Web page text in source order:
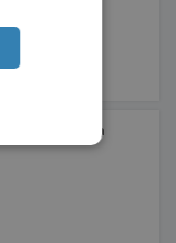
- Roma